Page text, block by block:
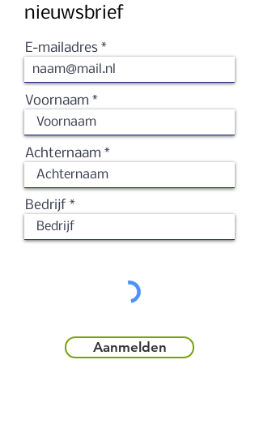
nieuwsbrief
E-mailadres
Voornaam
Achternaam
Bedrijf
Aanmelden